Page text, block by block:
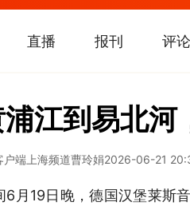
直播 报刊 评论
江到易北河
户端上海频道曹玲娟2026-06-21
6月19日晚，德国汉堡莱斯